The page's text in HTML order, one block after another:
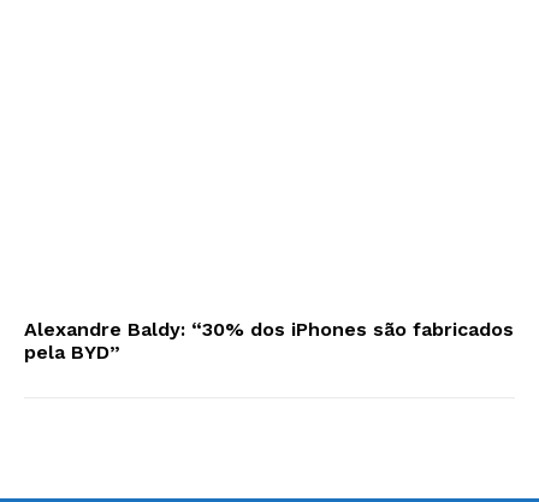
Alexandre Baldy: “30% dos iPhones são fabricados
pela BYD”